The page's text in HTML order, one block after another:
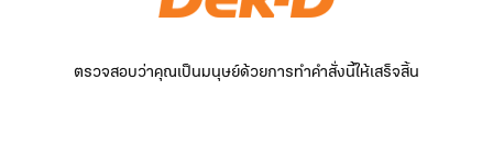
ตรวจสอบว่าคุณเป็นมนุษย์ด้วยการทำคำสั่งนี้ให้เสร็จสิ้น